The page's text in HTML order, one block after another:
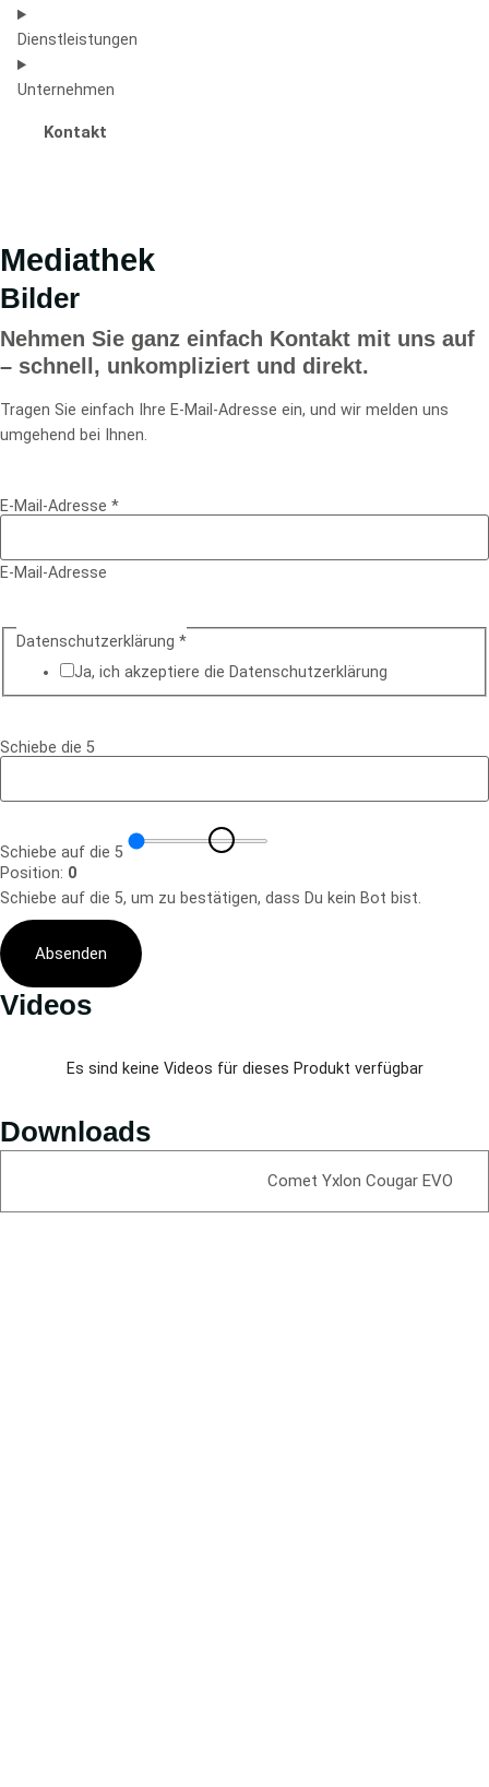
Dienstleistungen
Unternehmen
Kontakt
Mediathek
Bilder
Nehmen Sie ganz einfach Kontakt mit uns auf
– schnell, unkompliziert und direkt.
Tragen Sie einfach Ihre E-Mail-Adresse ein, und wir melden uns
umgehend bei Ihnen.
E-Mail-Adresse *
E-Mail-Adresse
Datenschutzerklärung *
Ja, ich akzeptiere die Datenschutz­erklärung
Schiebe die 5
Schiebe auf die 5
Position: 0
Schiebe auf die 5, um zu bestätigen, dass Du kein Bot bist.
Absenden
Videos
Es sind keine Videos für dieses Produkt verfügbar
Downloads
Comet Yxlon Cougar EVO